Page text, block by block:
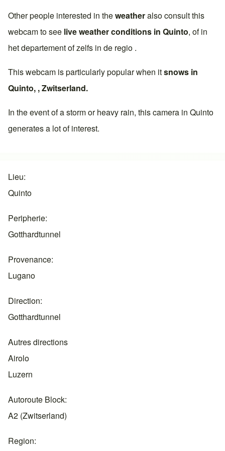
Other people interested in theweatheralso consult this
webcam to see live weather conditions in Quinto, of in
het departement of zelfs in de regio .
This webcam is particularly popular when itsnows in
Quinto, ,Zwitserland.
In the event of a storm or heavy rain, this camera in Quinto
generates a lot of interest.
Lieu
Quinto
Peripherie
Gotthardtunnel
Provenance
Lugano
Direction
Gotthardtunnel
Autres directions
Airolo
Luzern
Autoroute Block
A2 (Zwitserland)
Region